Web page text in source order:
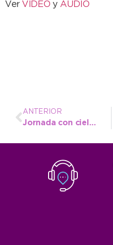
Ver VIDEO y AUDIO
ANTERIOR
Jornada con cielo despejado